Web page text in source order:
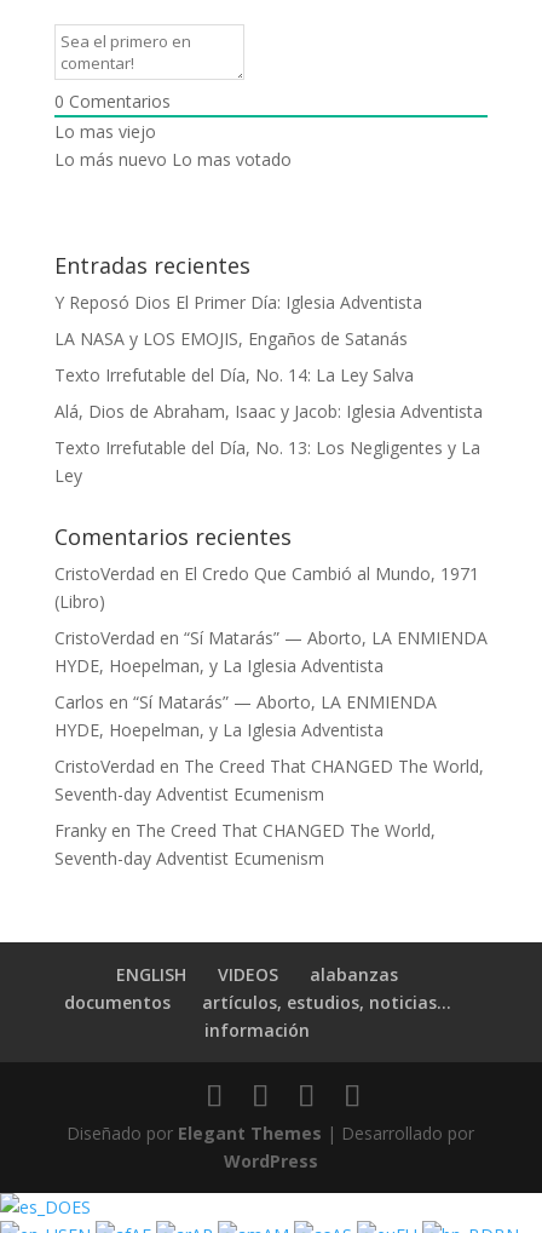
0 Comentarios
Lo mas viejo
Lo más nuevo Lo mas votado
Entradas recientes
Y Reposó Dios El Primer Día: Iglesia Adventista
LA NASA y LOS EMOJIS, Engaños de Satanás
Texto Irrefutable del Día, No. 14: La Ley Salva
Alá, Dios de Abraham, Isaac y Jacob: Iglesia Adventista
Texto Irrefutable del Día, No. 13: Los Negligentes y La
Ley
Comentarios recientes
CristoVerdad en El Credo Que Cambió al Mundo, 1971
(Libro)
CristoVerdad en “Sí Matarás” — Aborto, LA ENMIENDA
HYDE, Hoepelman, y La Iglesia Adventista
Carlos en “Sí Matarás” — Aborto, LA ENMIENDA
HYDE, Hoepelman, y La Iglesia Adventista
CristoVerdad en The Creed That CHANGED The World,
Seventh-day Adventist Ecumenism
Frankyen The Creed That CHANGED The World,
Seventh-day Adventist Ecumenism
ENGLISH VIDEOS
alabanzas
documentos
artículos, estudios, noticias…
información
Diseñado por Elegant Themes | Desarrollado por
WordPress
ES